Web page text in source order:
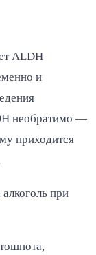
ALDH
и
необратимо —
приходится
при